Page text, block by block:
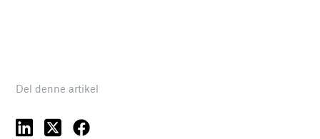
Del denne artikel